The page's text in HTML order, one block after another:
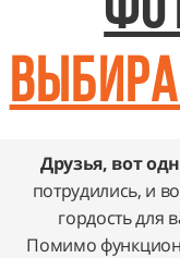
Друзья, вот
потрудились, и
гордость для
Помимо